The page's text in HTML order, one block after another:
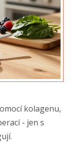
kolagenu,
- jen s